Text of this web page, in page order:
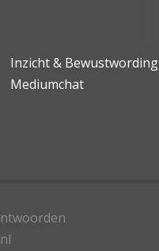
Inzicht & Bewustwording
Mediumchat